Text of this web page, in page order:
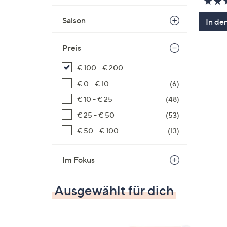
Saison
Preis
€ 100 - € 200
€ 0 - € 10
(6)
€ 10 - € 25
(48)
€ 25 - € 50
(53)
€ 50 - € 100
(13)
Im Fokus
In
Ausgewählt für dich